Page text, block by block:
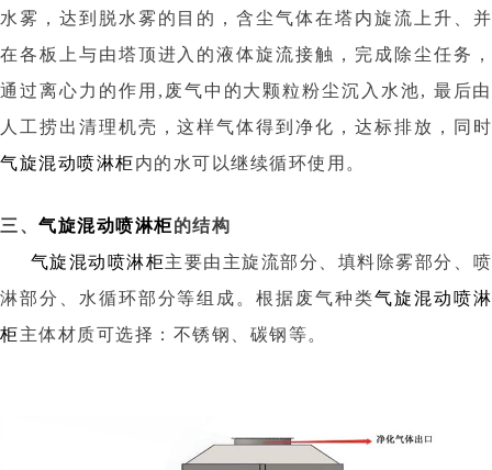
水雾，达到脱水雾的目的，含尘气体在塔内旋流上升、并
在各板上与由塔顶进入的液体旋流接触，完成除尘任务，
通过离心力的作用,废气中的大颗粒粉尘沉入水池, 最后由
人工捞出清理机壳，这样气体得到净化，达标排放，同时
气旋混动喷淋柜内的水可以继续循环使用。
三、 气旋混动喷淋柜的结构
气旋混动喷淋柜主要由主旋流部分、填料除雾部分、喷
淋部分、水循环部分等组成。根据废气种类气旋混动喷淋
柜主体材质可选择：不锈钢、碳钢等。